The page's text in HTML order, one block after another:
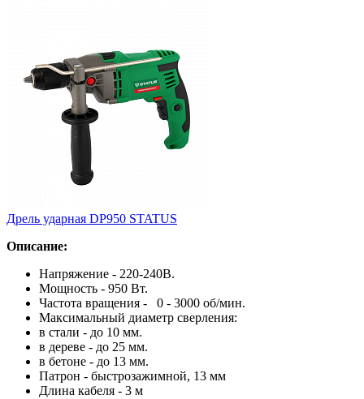
Дрель ударная DP950 STATUS
Описание:
Напряжение - 220-240В.
Мощность - 950 Вт.
Частота вращения - 0 - 3000 об/мин.
Максимальный диаметр сверления:
в стали - до 10 мм.
в дереве - до 25 мм.
в бетоне - до 13 мм.
Патрон - быстрозажимной, 13 мм
Длина кабеля - 3 м